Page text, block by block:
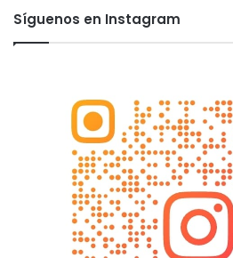
Síguenos en Instagram